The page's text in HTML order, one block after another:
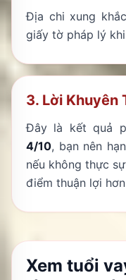
Địa chi xung
giấy tờ pháp lý
3. Lời Khuyên
Đây là kết quả
4/10, bạn nên
nếu không thực
điểm thuận lợi
Xem tuổi